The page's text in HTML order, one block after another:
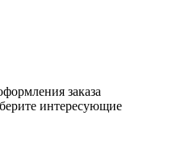
заказа
интересующие